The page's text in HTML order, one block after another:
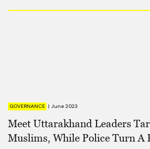
GOVERNANCE | June 2023
Meet Uttarakhand Leaders
Muslims, While Police Turn A